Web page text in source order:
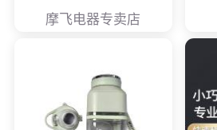
摩飞电器专卖店